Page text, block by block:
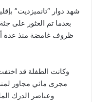
شهد دوار “تانميزديت”
بعدما تم العثور على
ظروف غامضة منذ عدة
وكانت الطفلة قد
مجرى مائي مجاور
وعناصر الدرك